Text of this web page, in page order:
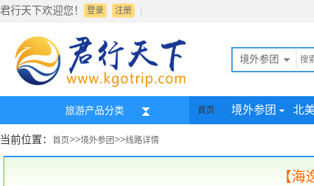
君行天下欢迎您！ 登录 |
注册
境外参团
旅游产品分类 首页 境外参团 北
当前位置： 首页>>境外参团>>线路详情
【